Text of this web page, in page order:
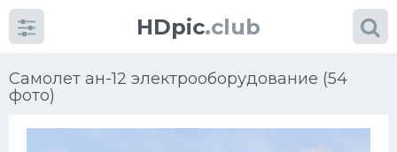
HDpic.club
Самолет ан-12 электрооборудование (54
фото)